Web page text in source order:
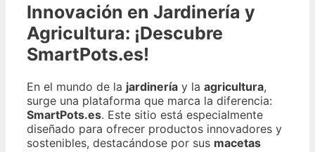
Innovación en Jardinería y
Agricultura: ¡Descubre
SmartPots.es!
En el mundo de la jardinería y la agricultura,
surge una plataforma que marca la diferencia:
SmartPots.es. Este sitio está especialmente
diseñado para ofrecer productos innovadores y
sostenibles, destacándose por sus macetas